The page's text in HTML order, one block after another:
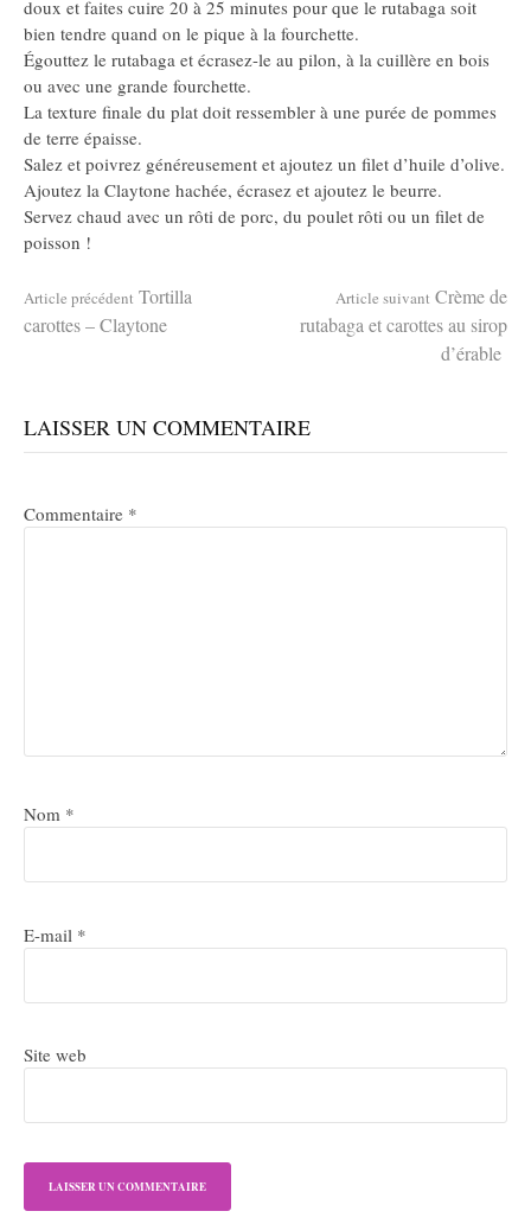
doux et faites cuire 20 à 25 minutes pour que le rutabaga soit
bien tendre quand on le pique à la fourchette.
Égouttez le rutabaga et écrasez-le au pilon, à la cuillère en bois
ou avec une grande fourchette.
La texture finale du plat doit ressembler à une purée de pommes
de terre épaisse.
Salez et poivrez généreusement et ajoutez un filet d’huile d’olive.
Ajoutez la Claytone hachée, écrasez et ajoutez le beurre.
Servez chaud avec un rôti de porc, du poulet rôti ou un filet de
poisson !
Lire
suite
Article précédent Tortilla
carottes – Claytone
Article suivant Crème de
rutabaga et carottes au sirop
d’érable
LAISSER UN COMMENTAIRE
Commentaire *
Nom *
E-mail *
Site web